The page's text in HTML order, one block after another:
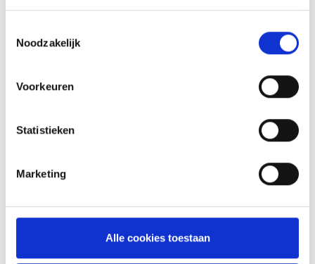
Noodzakelijk
Voorkeuren
Statistieken
Marketing
Alle cookies toestaan
INSPIRATIE
VAN ONZE GRILL MASTERS
MEER INFORMATIE